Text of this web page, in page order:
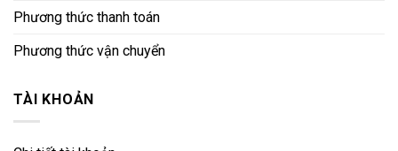
Phương thức thanh toán
Phương thức vận chuyển
TÀI KHOẢN